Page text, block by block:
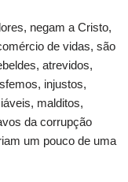
negam a Cristo,
de vidas, são
atrevidos,
injustos,
malditos,
da corrupção
um pouco de uma